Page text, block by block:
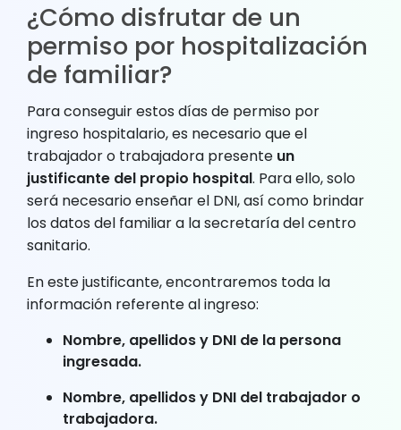
¿Cómo disfrutar de un
permiso por hospitalización
de familiar?
Para conseguir estos días de permiso por
ingreso hospitalario, es necesario que el
trabajador o trabajadora presente un
justificante del propio hospital. Para ello, solo
será necesario enseñar el DNI, así como brindar
los datos del familiar a la secretaría del centro
sanitario.
En este justificante, encontraremos toda la
información referente al ingreso:
Nombre, apellidos y DNI de la persona
ingresada.
Nombre, apellidos y DNI del trabajador o
trabajadora.